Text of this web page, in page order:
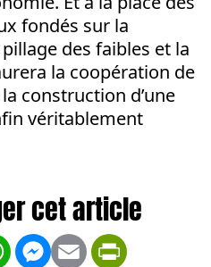
fondés sur la
des faibles et la
la coopération de
construction d’une
véritablement
WhatsApp
Messenger
Email